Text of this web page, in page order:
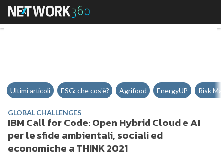
IBM Call for Code: Open Hybrid
Ultimi articoli ESG: che cos'è? Agrifood EnergyUP Risk
GLOBAL CHALLENGES
IBM Call for Code: Open Hybrid Cloud e AI
per le sfide ambientali, sociali ed
economiche a THINK 2021